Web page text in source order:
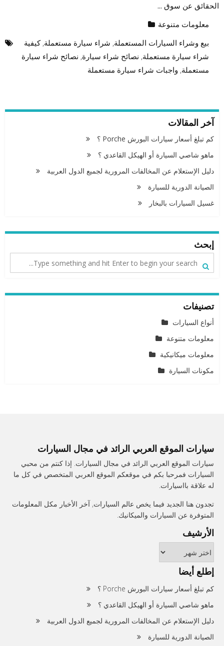
الحقائق عن سوق ...
معلومات متنوعة
بيع وشراء السيارات المستعملة, شراء سيارة مستعملة,كيفية
شراء سيارة مستعملة, نصائح شراء سيارة, نصائح شراء سيارة
مستعملة, واجبات شراء سيارة مستعملة
آخر المقالات
كم تبلغ أسعار سيارات البورش Porche ؟
ماهو شاصي السيارة أو الهيكل القاعدي ؟
دليل الإستعلام عن المخالفات المرورية لجميع الدول العربية
الصيانة الدورية للسيارة
غسيل السيارات بالبخار
إبحث
تصنيفات
أنواع السيارات
معلومات متنوعة
معلومات ميكانيكية
مكونات السيارة
سيارات الموقع العربي الرائد في مجال السيارات
سيارات الموقع العربي الرائد في مجال السيارات. إذا كنتم من محبي
السيارات فمرحبا بكم في موقعكم الموقع العربي المتخصص في كل ما
له علاقة بااسيارات.
تجدون هنا الجديد فيما يخص عالم السيارات, آخر الأخبار مكل المعلومات
المتوفرة عن السيارات والميكانيك.
الأرشيف
إطلع أيضا
كم تبلغ أسعار سيارات البورش Porche ؟
ماهو شاصي السيارة أو الهيكل القاعدي ؟
دليل الإستعلام عن المخالفات المرورية لجميع الدول العربية
الصيانة الدورية للسيارة